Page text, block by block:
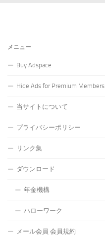
メニュー
Buy Adspace
Hide Ads for Premium Members
当サイトについて
プライバシーポリシー
リンク集
ダウンロード
年金機構
ハローワーク
メール会員 会員規約